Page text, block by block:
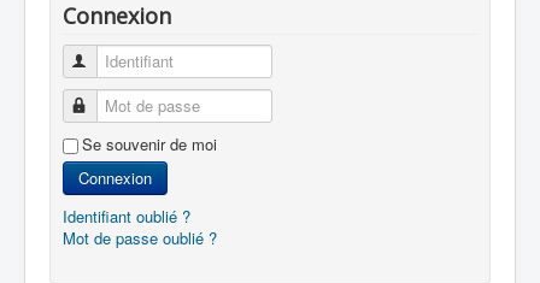
Connexion
Identifiant
Mot de passe
Se souvenir de moi
Connexion
Identifiant oublié ?
Mot de passe oublié ?